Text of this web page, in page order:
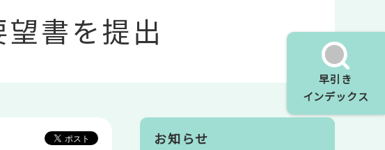
早引き
インデックス
書を提出
お知らせ